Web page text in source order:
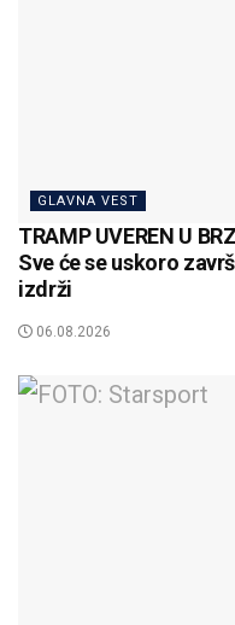
GLAVNA VEST
TRAMP UVEREN U
Sve će se uskoro
izdrži
06.08.2026